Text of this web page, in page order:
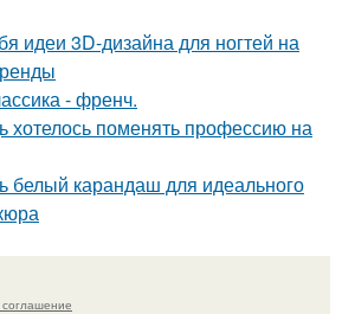
идеи 3D-дизайна для ногтей на
- френч.
хотелось поменять профессию на
белый карандаш для идеального
соглашение